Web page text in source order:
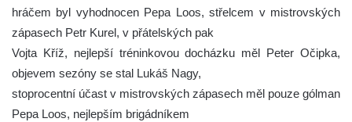
hráčem byl vyhodnocen Pepa Loos, střelcem v mistrovských
zápasech Petr Kurel, v přátelských pak
Vojta Kříž, nejlepší tréninkovou docházku měl Peter Očipka,
objevem sezóny se stal Lukáš Nagy,
stoprocentní účast v mistrovských zápasech měl pouze gólman
Pepa Loos, nejlepším brigádníkem